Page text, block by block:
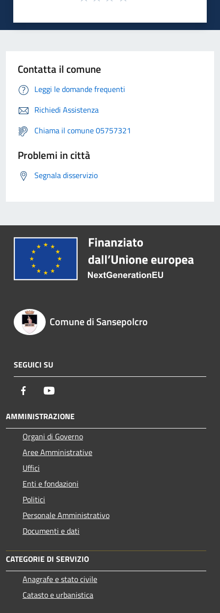
Contatta il comune
Leggi le domande frequenti
Richiedi Assistenza
Chiama il comune 05757321
Problemi in città
Segnala disservizio
Comune di Sansepolcro
SEGUICI SU
Facebook
AMMINISTRAZIONE
Organi di Governo
Aree Amministrative
Uffici
Enti e fondazioni
Politici
Personale Amministrativo
Documenti e dati
CATEGORIE DI SERVIZIO
Anagrafe e stato civile
Catasto e urbanistica